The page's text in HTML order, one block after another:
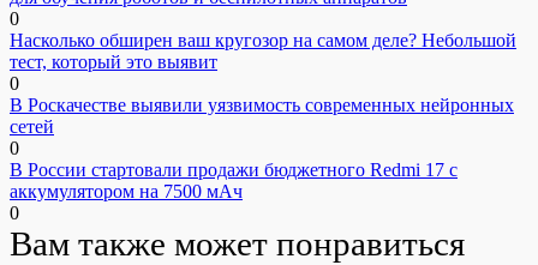
0
Насколько обширен ваш кругозор на самом деле? Небольшой
тест, который это выявит
0
В Роскачестве выявили уязвимость современных нейронных
сетей
0
В России стартовали продажи бюджетного Redmi 17 с
аккумулятором на 7500 мАч
0
Вам также может понравиться